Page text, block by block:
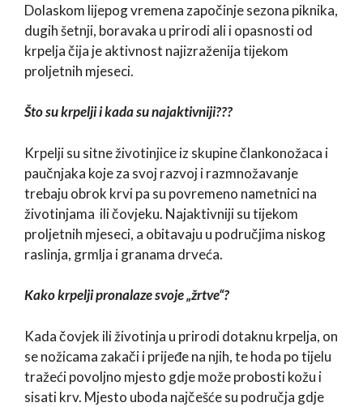
Dolaskom lijepog vremena započinje sezona piknika,
dugih šetnji, boravaka u prirodi ali i opasnosti od
krpelja čija je aktivnost najizraženija tijekom
proljetnih mjeseci.
Što su krpelji i kada su najaktivniji???
Krpelji su sitne životinjice iz skupine člankonožaca i
paučnjaka koje za svoj razvoj i razmnožavanje
trebaju obrok krvi pa su povremeno nametnici na
životinjama ili čovjeku. Najaktivniji su tijekom
proljetnih mjeseci, a obitavaju u područjima niskog
raslinja, grmlja i granama drveća.
Kako krpelji pronalaze svoje „žrtve“?
Kada čovjek ili životinja u prirodi dotaknu krpelja, on
se nožicama zakači i prijeđe na njih, te hoda po tijelu
tražeći povoljno mjesto gdje može probosti kožu i
sisati krv. Mjesto uboda najčešće su područja gdje